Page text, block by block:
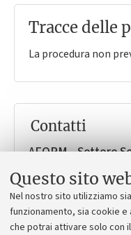
Questo sito
Nel nostro sito utilizziamo
funzionamento, sia cookie
che potrai attivare solo con
Tracce delle
La procedura non
Contatti
AFORM - Settore
Architettura -
didattica e ai Corsi
Supporto in merito agli
Viale del Risorgimento